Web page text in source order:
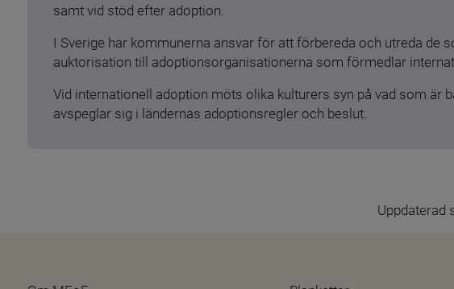
samt vid stöd efter adoption.
I Sverige har kommunerna ansvar för att förbereda och utreda
auktorisation till adoptionsorganisationerna som förmedlar
Vid internationell adoption möts olika kulturers syn på vad som är
avspeglar sig i ländernas adoptionsregler och beslut.
Uppdaterad